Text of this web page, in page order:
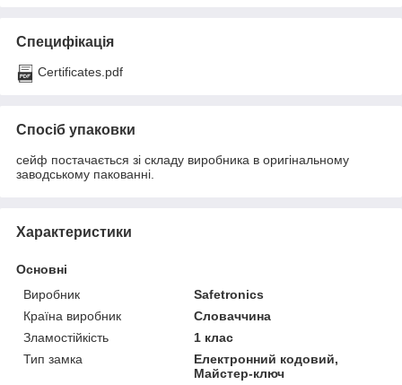
Специфікація
Certificates.pdf
Спосіб упаковки
сейф постачається зі складу виробника в оригінальному
заводському пакованні.
Характеристики
Основні
Виробник
Safetronics
Країна виробник
Словаччина
Зламостійкість
1 клас
Тип замка
Електронний кодовий,
Майстер-ключ